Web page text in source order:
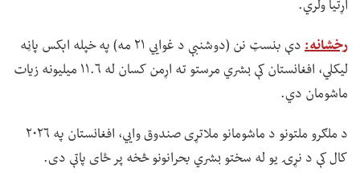
اړتیا ولري.
رخشانه:
دې بنسټ نن (دوشنبې د غوايي ۲۱ مه) په خپله اېکس پاڼه
لیکلي، افغانستان کې بشري مرستو ته اړمن کسان له ۱۱.۶ میلیونه زیات
ماشومان دي.
د ملګرو ملتونو د ماشومانو ملاتړی صندوق وايي، افغانستان په ۲۰۲۶
کال کې د نړۍ یو له سختو بشري بحرانونو څخه پر ځای پاتې دی.